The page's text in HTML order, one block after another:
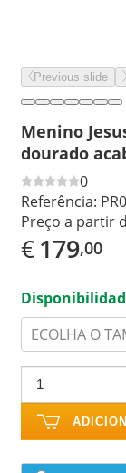
Previous slide
Menino
dourado
0
Referência:
Preço a partir
€179,00
ECOLHA O